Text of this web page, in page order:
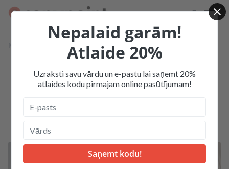
Produkcija Diplomi, sertifikāti, firmas veidlapas
Diplomi, sertifikāti, firmas
Nepalaid garām!
Atlaide 20%
Uzraksti savu vārdu un e-pastu lai saņemt 20%
atlaides kodu pirmajam online pasūtījumam!